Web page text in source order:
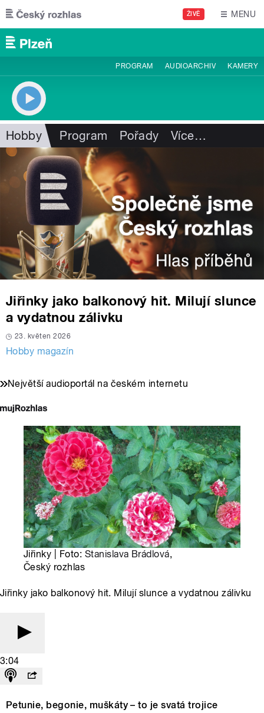
Přejít k hlavnímu obsahu
ŽIVĚ MENU
PROGRAM AUDIOARCHIV KAMERY
Hobby Program Pořady Více…
Jiřinky jako balkonový hit. Milují slunce
a vydatnou zálivku
23. květen 2026
Hobby magazín
Největší audioportál na českém internetu
Jiřinky | Foto: Stanislava Brádlová,
Český rozhlas
Jiřinky jako balkonový hit. Milují slunce a vydatnou zálivku
3:04
Petunie, begonie, muškáty – to je svatá trojice